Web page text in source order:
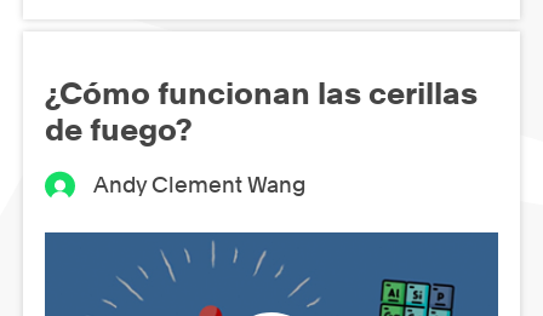
¿Cómo funcionan las cerillas
de fuego?
Andy Clement Wang